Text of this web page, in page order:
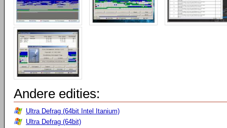
Andere edities:
Ultra Defrag (64bit Intel Itanium)
Ultra Defrag (64bit)